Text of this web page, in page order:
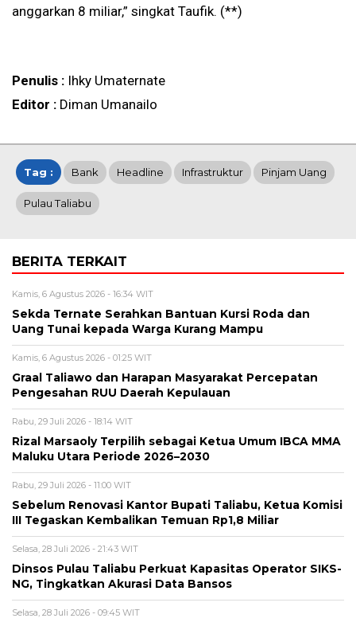
anggarkan 8 miliar,” singkat Taufik. (**)
Penulis : Ihky Umaternate
Editor : Diman Umanailo
Tag : Bank Headline Infrastruktur Pinjam Uang
Pulau Taliabu
BERITA TERKAIT
Kamis, 6 Agustus 2026 - 16:34 WIT
Sekda Ternate Serahkan Bantuan Kursi Roda dan
Uang Tunai kepada Warga Kurang Mampu
Kamis, 6 Agustus 2026 - 01:25 WIT
Graal Taliawo dan Harapan Masyarakat Percepatan
Pengesahan RUU Daerah Kepulauan
Rabu, 29 Juli 2026 - 18:14 WIT
Rizal Marsaoly Terpilih sebagai Ketua Umum IBCA MMA
Maluku Utara Periode 2026–2030
Rabu, 29 Juli 2026 - 11:00 WIT
Sebelum Renovasi Kantor Bupati Taliabu, Ketua Komisi
III Tegaskan Kembalikan Temuan Rp1,8 Miliar
Selasa, 28 Juli 2026 - 21:43 WIT
Dinsos Pulau Taliabu Perkuat Kapasitas Operator SIKS-
NG, Tingkatkan Akurasi Data Bansos
Selasa, 28 Juli 2026 - 09:45 WIT